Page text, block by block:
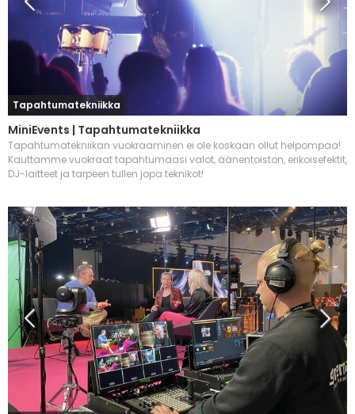
Tapahtumatekniikka
MiniEvents | Tapahtumatekniikka
Tapahtumatekniikan vuokraaminen ei ole koskaan ollut helpompaa!
Kauttamme vuokraat tapahtumaasi valot, äänentoiston, erikoisefektit,
DJ-laitteet ja tarpeen tullen jopa teknikot!